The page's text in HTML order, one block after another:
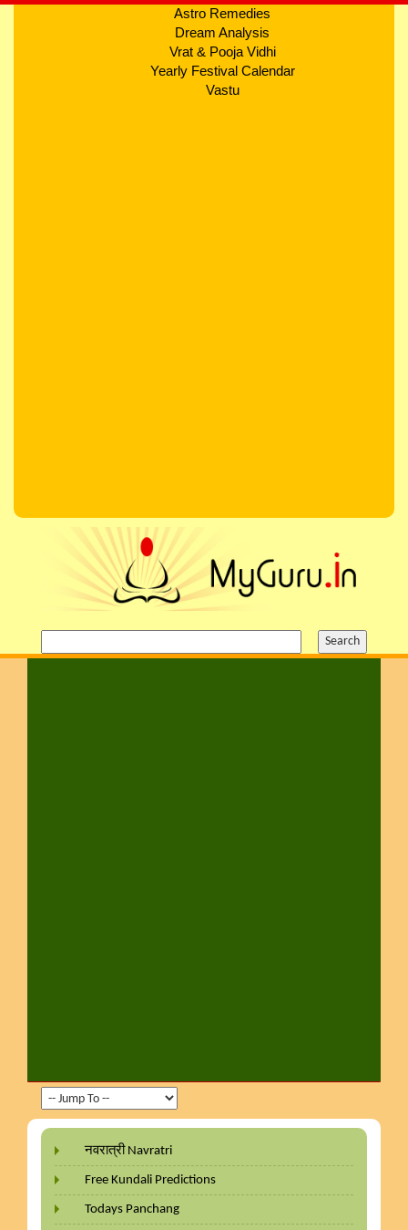
Astro Remedies
Dream Analysis
Vrat & Pooja Vidhi
Yearly Festival Calendar
Vastu
नवरात्री Navratri
Free Kundali Predictions
Todays Panchang